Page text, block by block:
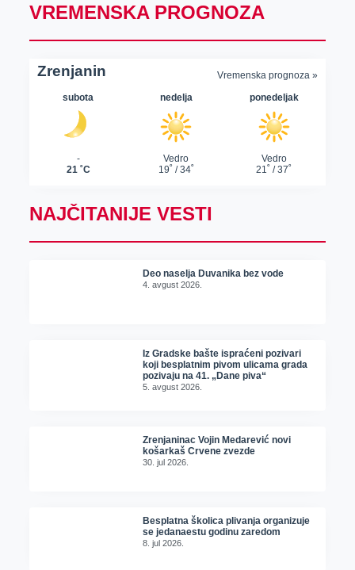
VREMENSKA PROGNOZA
NAJČITANIJE VESTI
Deo naselja Duvanika bez vode
4. avgust 2026.
Iz Gradske bašte ispraćeni pozivari
koji besplatnim pivom ulicama grada
pozivaju na 41. „Dane piva“
5. avgust 2026.
Zrenjaninac Vojin Medarević novi
košarkaš Crvene zvezde
30. jul 2026.
Besplatna školica plivanja organizuje
se jedanaestu godinu zaredom
8. jul 2026.